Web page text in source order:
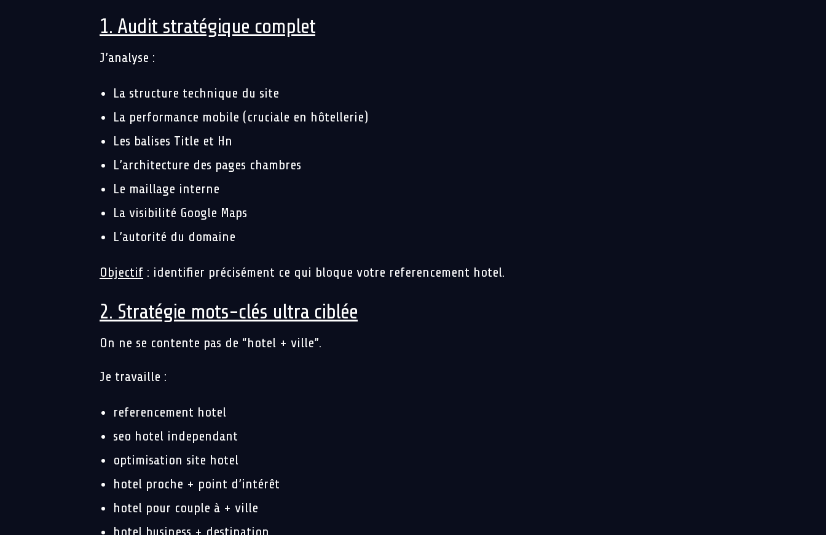
1. Audit stratégique complet
J’analyse :
La structure technique du site
La performance mobile (cruciale en hôtellerie)
Les balises Title et Hn
L’architecture des pages chambres
Le maillage interne
La visibilité Google Maps
L’autorité du domaine
Objectif : identifier précisément ce qui bloque votre referencement hotel.
2. Stratégie mots-clés ultra ciblée
On ne se contente pas de “hotel + ville”.
Je travaille :
referencement hotel
seo hotel independant
optimisation site hotel
hotel proche + point d’intérêt
hotel pour couple à + ville
hotel business + destination